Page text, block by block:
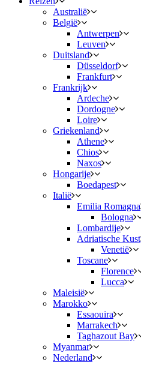
Australië
België
Antwerpen
Leuven
Duitsland
Düsseldorf
Frankfurt
Frankrijk
Ardeche
Dordogne
Loire
Griekenland
Athene
Chios
Naxos
Hongarije
Boedapest
Italië
Emilia Romagna
Bologna
Lombardije
Adriatische Kust
Venetië
Toscane
Florence
Lucca
Maleisië
Marokko
Essaouira
Marrakech
Taghazout Bay
Myanmar
Nederland